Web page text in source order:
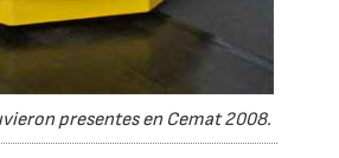
presentes en Cemat 2008.